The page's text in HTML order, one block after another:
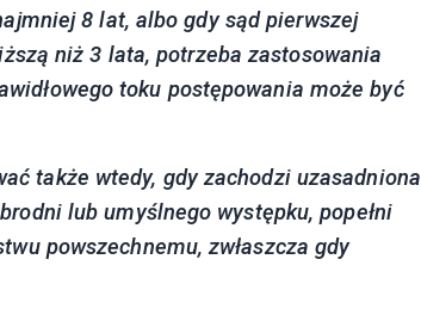
8 lat, albo gdy sąd pierwszej
niż 3 lata, potrzeba zastosowania
toku postępowania może być
także wtedy, gdy zachodzi uzasadniona
lub umyślnego występku, popełni
powszechnemu, zwłaszcza gdy